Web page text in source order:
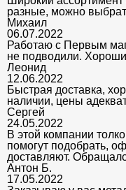
разные, можно
Михаил
06.07.2022
Работаю с Первым
не подводили.
Леонид
12.06.2022
Быстрая доставка,
наличии, цены
Сергей
24.05.2022
В этой компании
помогут подобрать,
доставляют.
Антон Б.
17.05.2022